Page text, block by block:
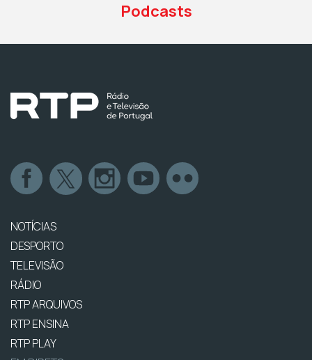
Podcasts
NOTÍCIAS
DESPORTO
TELEVISÃO
RÁDIO
RTP ARQUIVOS
RTP ENSINA
RTP PLAY